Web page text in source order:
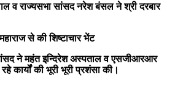
व राज्यसभा सांसद नरेश बंसल ने श्री दरबार
से की शिष्टाचार भेंट
ने महंत इन्दिरेश अस्पताल व एसजीआरआर
कार्यों की भूरी भूरी प्रशंसा की।